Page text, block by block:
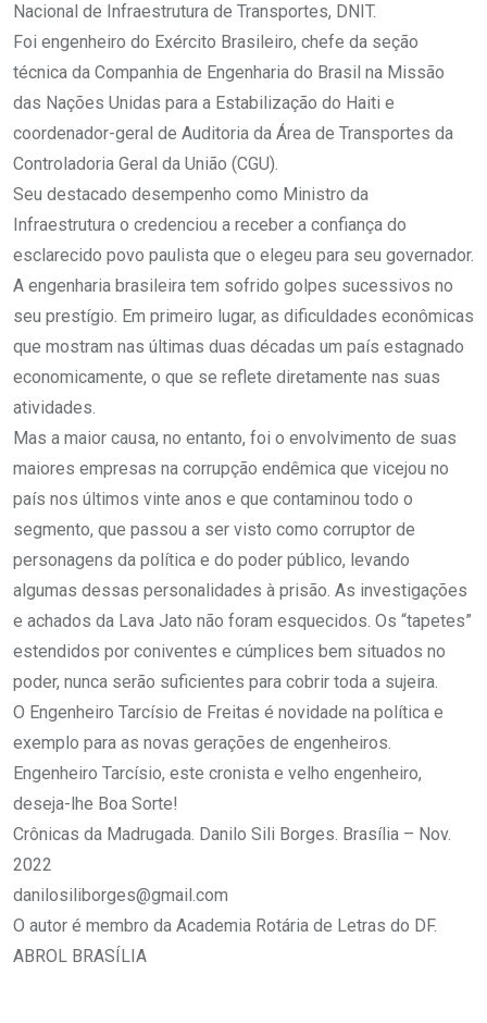
Nacional de Infraestrutura de Transportes, DNIT.
Foi engenheiro do Exército Brasileiro, chefe da seção
técnica da Companhia de Engenharia do Brasil na Missão
das Nações Unidas para a Estabilização do Haiti e
coordenador-geral de Auditoria da Área de Transportes da
Controladoria Geral da União (CGU).
Seu destacado desempenho como Ministro da
Infraestrutura o credenciou a receber a confiança do
esclarecido povo paulista que o elegeu para seu governador.
A engenharia brasileira tem sofrido golpes sucessivos no
seu prestígio. Em primeiro lugar, as dificuldades econômicas
que mostram nas últimas duas décadas um país estagnado
economicamente, o que se reflete diretamente nas suas
atividades.
Mas a maior causa, no entanto, foi o envolvimento de suas
maiores empresas na corrupção endêmica que vicejou no
país nos últimos vinte anos e que contaminou todo o
segmento, que passou a ser visto como corruptor de
personagens da política e do poder público, levando
algumas dessas personalidades à prisão. As investigações
e achados da Lava Jato não foram esquecidos. Os “tapetes”
estendidos por coniventes e cúmplices bem situados no
poder, nunca serão suficientes para cobrir toda a sujeira.
O Engenheiro Tarcísio de Freitas é novidade na política e
exemplo para as novas gerações de engenheiros.
Engenheiro Tarcísio, este cronista e velho engenheiro,
deseja-lhe Boa Sorte!
Crônicas da Madrugada. Danilo Sili Borges. Brasília – Nov.
2022
danilosiliborges@gmail.com
O autor é membro da Academia Rotária de Letras do DF.
ABROL BRASÍLIA